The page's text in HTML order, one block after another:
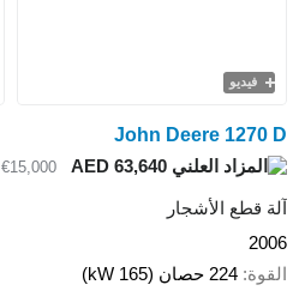
فيديو
John Deere 1270 D
€15,000
آلة قطع الأشجار
2006
القوة 224 حصان (165 kW)